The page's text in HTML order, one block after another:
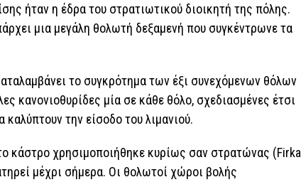
ήταν η έδρα του στρατιωτικού διοικητή της πόλης.
μια μεγάλη θολωτή δεξαμενή που συγκέντρωνε τα
το συγκρότημα των έξι συνεχόμενων θόλων
κανονιοθυρίδες μία σε κάθε θόλο, σχεδιασμένες έτσι
την είσοδο του λιμανιού.
κάστρο χρησιμοποιήθηκε κυρίως σαν στρατώνας (Firka
μέχρι σήμερα. Οι θολωτοί χώροι βολής